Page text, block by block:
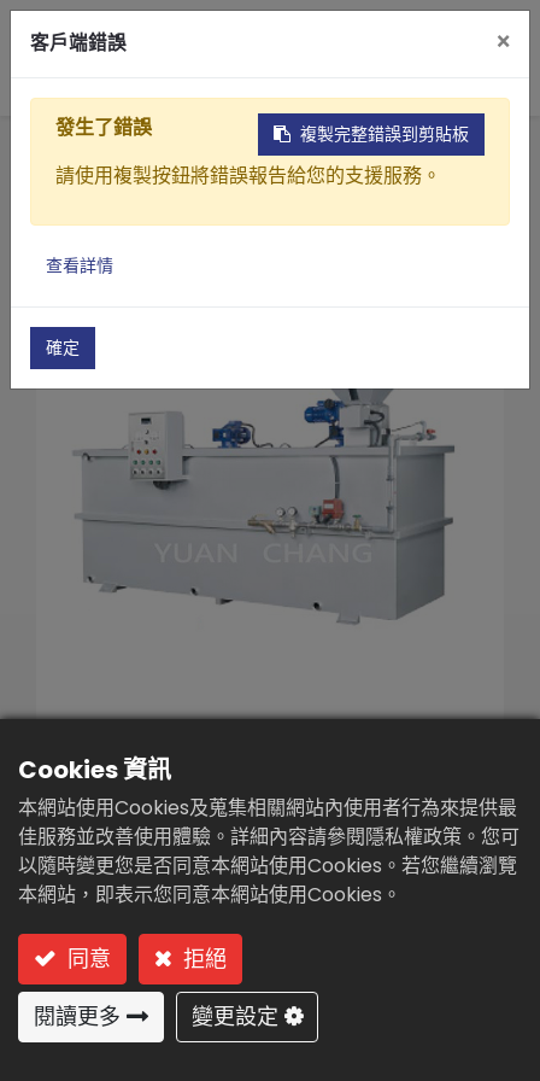
產品介紹
產業解決方案
關於元錩
最新消息
聯絡我們
首頁 產品
污水(廢水)處理設備
粉體自動泡藥機
粉體自動投藥機(PL3系列)
粉體自動投藥機(PL3-1500)
粉體自動投藥機(PL3-
1500)
型號: PL3-1500 全自動型參槽連續式
全自動型參槽連續式
加入詢價車
Cookies 資訊
本網站使用Cookies及蒐集相關網站內使用者行為來提供最
佳服務並改善使用體驗。詳細內容請參閱隱私權政策。您可
以隨時變更您是否同意本網站使用Cookies。若您繼續瀏覽
本網站，即表示您同意本網站使用Cookies。
同意
拒絕
閱讀更多
變更設定
客戶端錯誤 ×
複製完整錯誤到剪貼板
發生了錯誤
請使用複製按鈕將錯誤報告給您的支援服務。
查看詳情
確定